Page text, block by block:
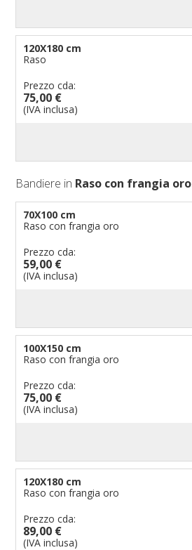
120X180 cm
Raso
Prezzo cda:
75,00 €
(IVA inclusa)
Bandiere in Raso con frangia oro
70X100 cm
Raso con frangia oro
Prezzo cda:
59,00 €
(IVA inclusa)
100X150 cm
Raso con frangia oro
Prezzo cda:
75,00 €
(IVA inclusa)
120X180 cm
Raso con frangia oro
Prezzo cda:
89,00 €
(IVA inclusa)